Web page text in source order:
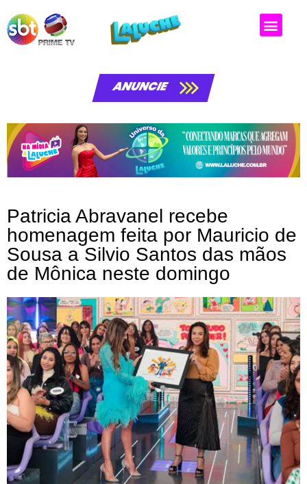
ANUNCIE
Patricia Abravanel recebe
homenagem feita por Mauricio de
Sousa a Silvio Santos das mãos
de Mônica neste domingo